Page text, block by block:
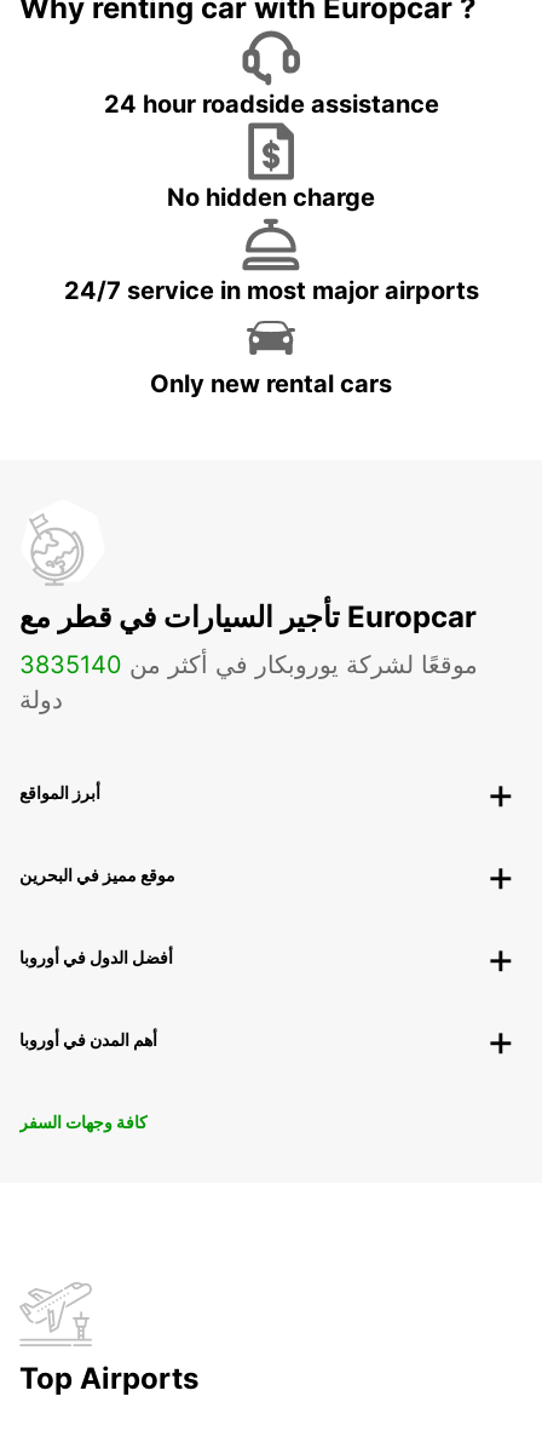
Why renting car with Europcar ?
24 hour roadside assistance
No hidden charge
24/7 service in most major airports
Only new rental cars
تأجير السيارات في قطر مع Europcar
3835 موقعًا لشركة يوروبكار في أكثر من 140
دولة
أبرز المواقع
موقع مميز في البحرين
أفضل الدول في أوروبا
أهم المدن في أوروبا
كافة وجهات السفر
Top Airports